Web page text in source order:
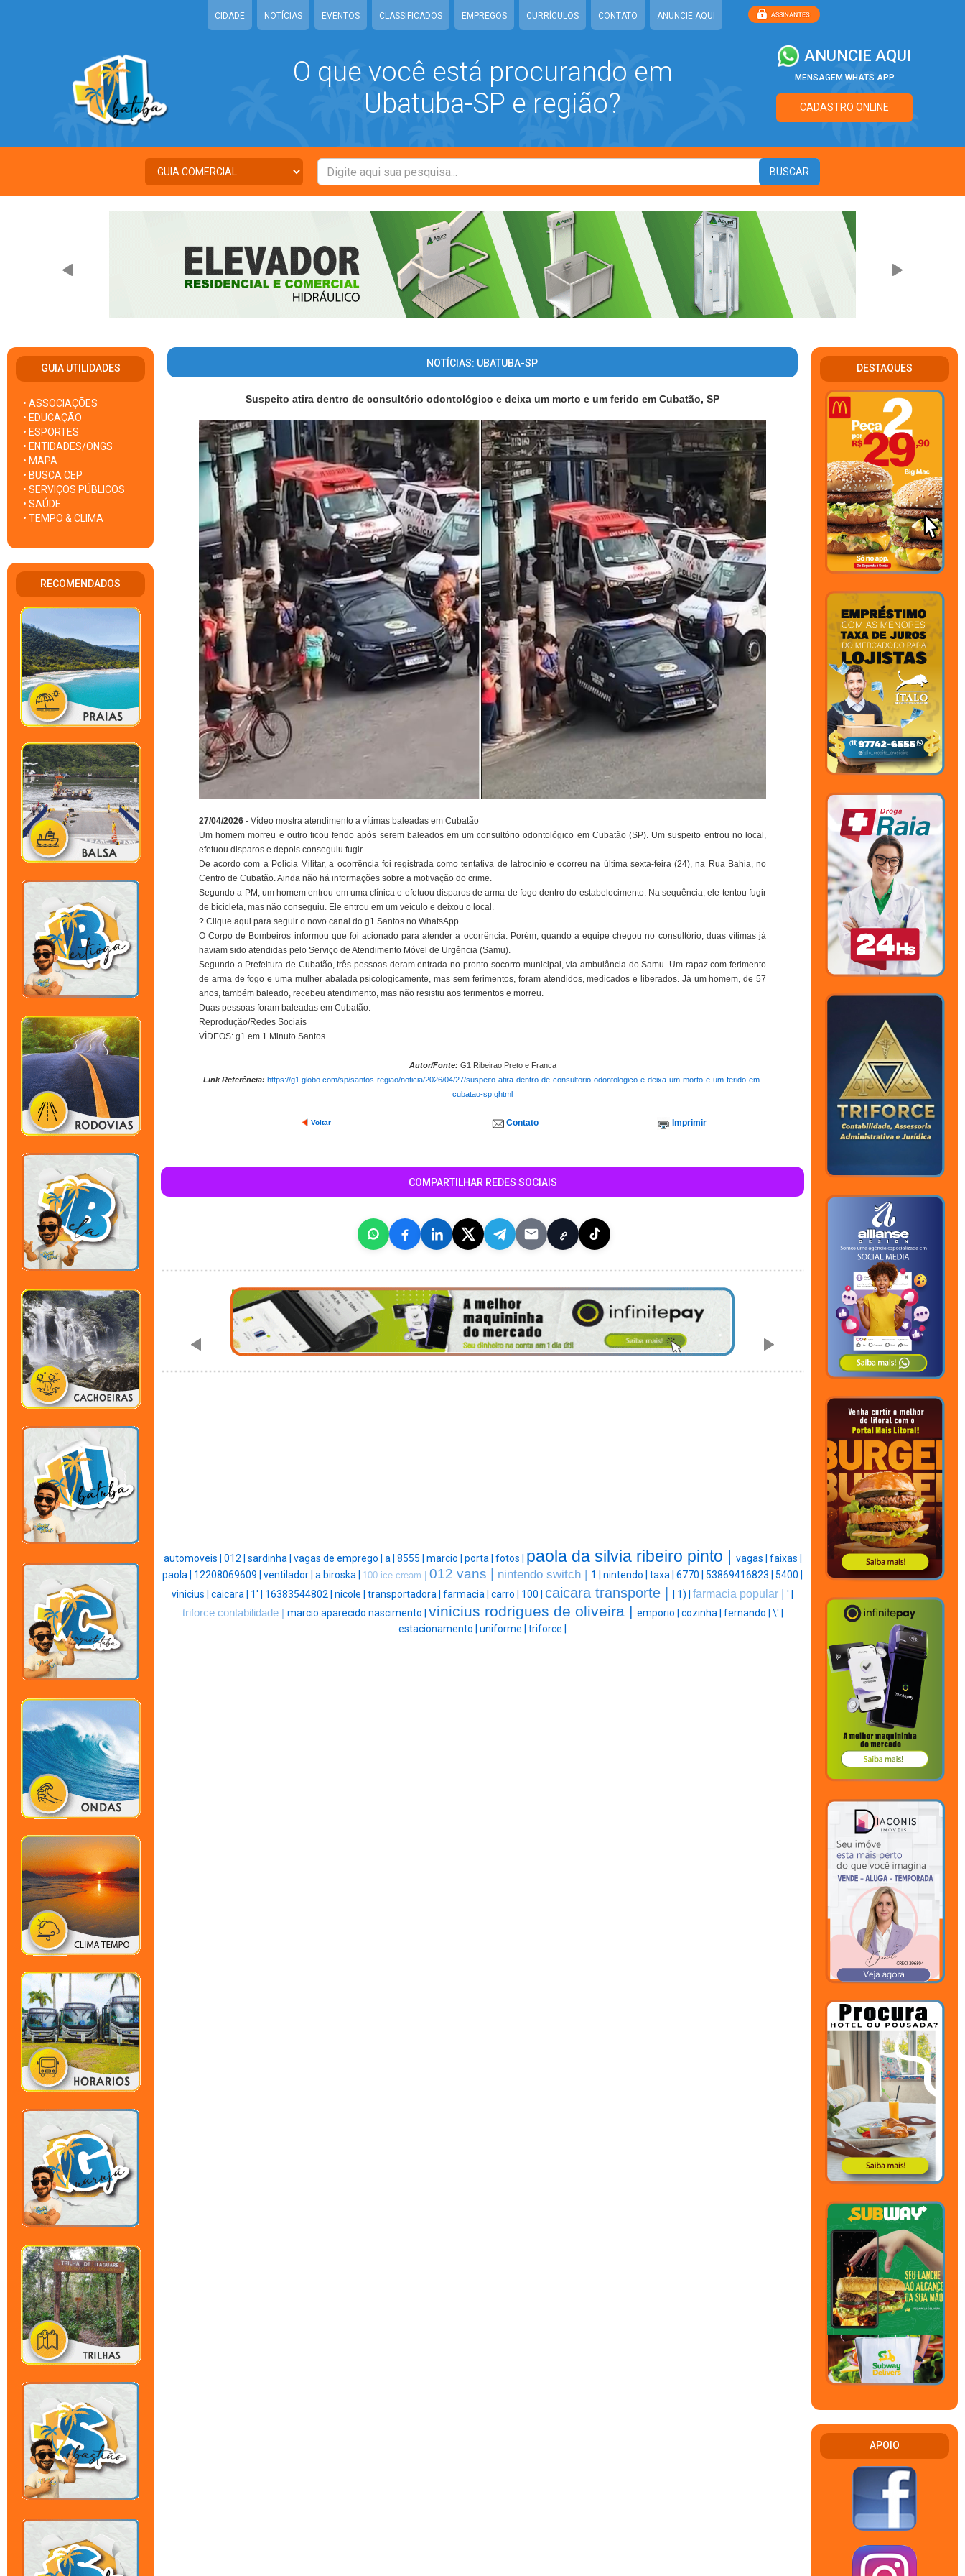
CIDADE NOTÍCIAS EVENTOS CLASSIFICADOS EMPREGOS CURRÍCULOS CONTATO ANUNCIE AQUI
O que você está procurando em
Ubatuba-SP e região?
ANUNCIE AQUI
MENSAGEM WHATS APP
CADASTRO ONLINE
GUIA UTILIDADES
• ASSOCIAÇÕES
• EDUCAÇÃO
• ESPORTES
• ENTIDADES/ONGS
• MAPA
• BUSCA CEP
• SERVIÇOS PÚBLICOS
• SAÚDE
• TEMPO & CLIMA
RECOMENDADOS
NOTÍCIAS: UBATUBA-SP
Suspeito atira dentro de consultório odontológico e deixa um morto e um ferido em Cubatão, SP
27/04/2026 - Vídeo mostra atendimento a vítimas baleadas em Cubatão
Um homem morreu e outro ficou ferido após serem baleados em um consultório odontológico em Cubatão (SP). Um suspeito entrou no local,
efetuou disparos e depois conseguiu fugir.
De acordo com a Polícia Militar, a ocorrência foi registrada como tentativa de latrocínio e ocorreu na última sexta-feira (24), na Rua Bahia, no
Centro de Cubatão. Ainda não há informações sobre a motivação do crime.
Segundo a PM, um homem entrou em uma clínica e efetuou disparos de arma de fogo dentro do estabelecimento. Na sequência, ele tentou fugir
de bicicleta, mas não conseguiu. Ele entrou em um veículo e deixou o local.
? Clique aqui para seguir o novo canal do g1 Santos no WhatsApp.
O Corpo de Bombeiros informou que foi acionado para atender a ocorrência. Porém, quando a equipe chegou no consultório, duas vítimas já
haviam sido atendidas pelo Serviço de Atendimento Móvel de Urgência (Samu).
Segundo a Prefeitura de Cubatão, três pessoas deram entrada no pronto-socorro municipal, via ambulância do Samu. Um rapaz com ferimento
de arma de fogo e uma mulher abalada psicologicamente, mas sem ferimentos, foram atendidos, medicados e liberados. Já um homem, de 57
anos, também baleado, recebeu atendimento, mas não resistiu aos ferimentos e morreu.
Duas pessoas foram baleadas em Cubatão.
Reprodução/Redes Sociais
VÍDEOS: g1 em 1 Minuto Santos
Autor/Fonte: G1 Ribeirao Preto e Franca
Link Referência: https://g1.globo.com/sp/santos-regiao/noticia/2026/04/27/suspeito-atira-dentro-de-consultorio-odontologico-e-deixa-um-morto-e-um-ferido-em-
cubatao-sp.ghtml
Voltar Contato Imprimir
COMPARTILHAR REDES SOCIAIS
automoveis | 012 | sardinha | vagas de emprego | a | 8555 | marcio | porta | fotos | paola da silvia ribeiro pinto | vagas | faixas |
paola | 12208069609 | ventilador | a biroska | 100 ice cream | 012 vans | nintendo switch | 1 | nintendo | taxa | 6770 | 53869416823 | 5400 |
vinicius | caicara | 1' | 16383544802 | nicole | transportadora | farmacia | carro | 100 | caicara transporte | 1) | farmacia popular | ' |
triforce contabilidade | marcio aparecido nascimento | vinicius rodrigues de oliveira | emporio | cozinha | fernando | \' |
estacionamento | uniforme | triforce |
DESTAQUES
APOIO